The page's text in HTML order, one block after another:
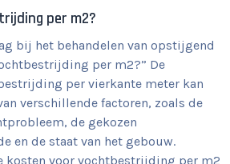
per m2?
bij het behandelen van opstijgend
per m2?” De
per vierkante meter kan
verschillende factoren, zoals de
de gekozen
en de staat van het gebouw.
kosten voor vochtbestrijding per m2